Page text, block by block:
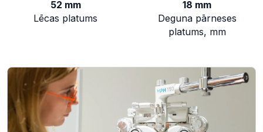
52 mm
Lēcas platums
18 mm
Deguna pārneses
platums, mm